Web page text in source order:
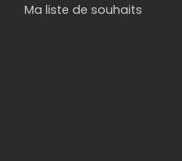
Ma liste de souhaits